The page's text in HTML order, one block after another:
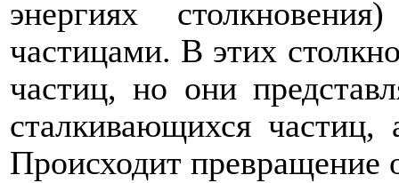
энергиях
частицами. В этих
частиц, но они
сталкивающихся
Происходит превращение